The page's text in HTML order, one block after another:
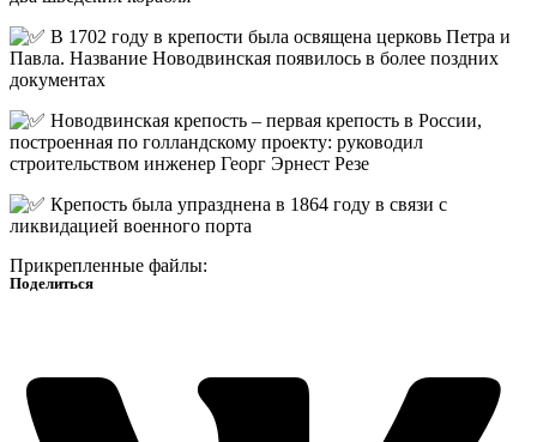
В 1702 году в крепости была освящена церковь Петра и
Павла. Название Новодвинская появилось в более поздних
документах
Новодвинская крепость – первая крепость в России,
построенная по голландскому проекту: руководил
строительством инженер Георг Эрнест Резе
Крепость была упразднена в 1864 году в связи с
ликвидацией военного порта
Прикрепленные файлы:
Поделиться